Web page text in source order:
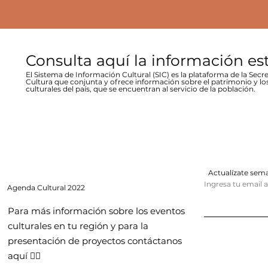
Consulta aquí la información
El Sistema de Información Cultural (SIC) es la plataforma de la
Cultura que conjunta y ofrece información sobre el patrimonio y
culturales del país, que se encuentran al servicio de la población.
Agenda Cultural 2022
Para más información sobre los eventos
culturales en tu región y para la
presentación de proyectos contáctanos
aquí 👇🏻
Actualízate
Ingresa tu email